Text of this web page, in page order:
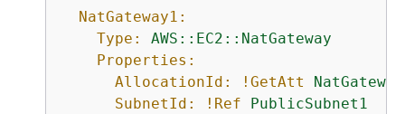
NatGateway1:
Type:
AWS::EC2::NatGateway
Properties:
AllocationId:
!GetAtt
SubnetId:
!Ref PublicSubnet1